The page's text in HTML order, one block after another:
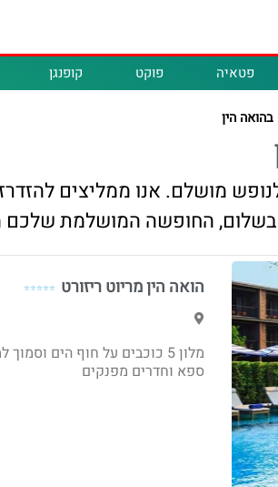
פטאיה פוקט קופנגן
הין
מושלם. אנו ממליצים
בשלום, החופשה המושלמת שלכם
הואה הין מריוט ריזורט ⭐⭐⭐⭐⭐
ספא וחדרים מפנקים